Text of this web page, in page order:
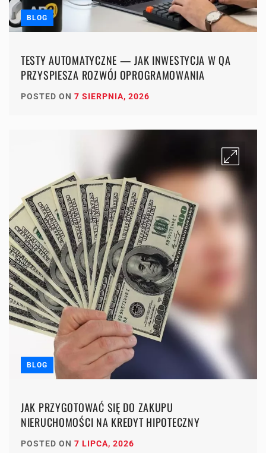
BLOG
TESTY AUTOMATYCZNE — JAK INWESTYCJA W QA
PRZYSPIESZA ROZWÓJ OPROGRAMOWANIA
POSTED ON 7 SIERPNIA, 2026
BLOG
JAK PRZYGOTOWAĆ SIĘ DO ZAKUPU
NIERUCHOMOŚCI NA KREDYT HIPOTECZNY
POSTED ON 7 LIPCA, 2026